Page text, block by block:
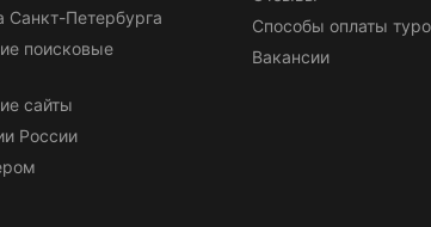
Санкт-Петербурга
поисковые
сайты
России
Способы оплаты
Вакансии